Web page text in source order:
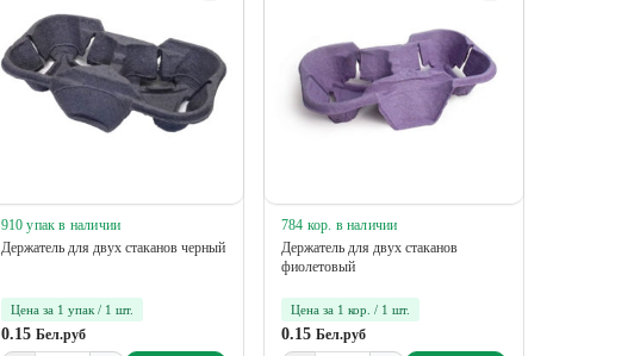
910 упак в наличии
Держатель для двух стаканов черный
Цена за 1 упак / 1 шт.
0.15 Бел.руб
784 кор. в наличии
Держатель для двух стаканов
фиолетовый
Цена за 1 кор. / 1 шт.
0.15 Бел.руб